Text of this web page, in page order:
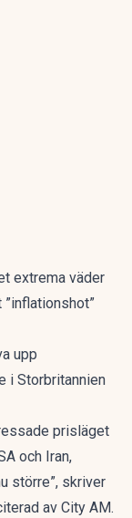
extrema väder
upp
i Storbritannien
prisläget
och Iran,
större”, skriver
av City AM.